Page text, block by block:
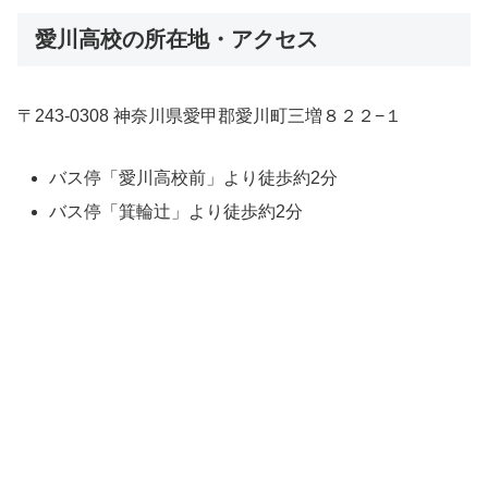
愛川高校の所在地・アクセス
〒243-0308 神奈川県愛甲郡愛川町三増８２２−１
バス停「愛川高校前」より徒歩約2分
バス停「箕輪辻」より徒歩約2分